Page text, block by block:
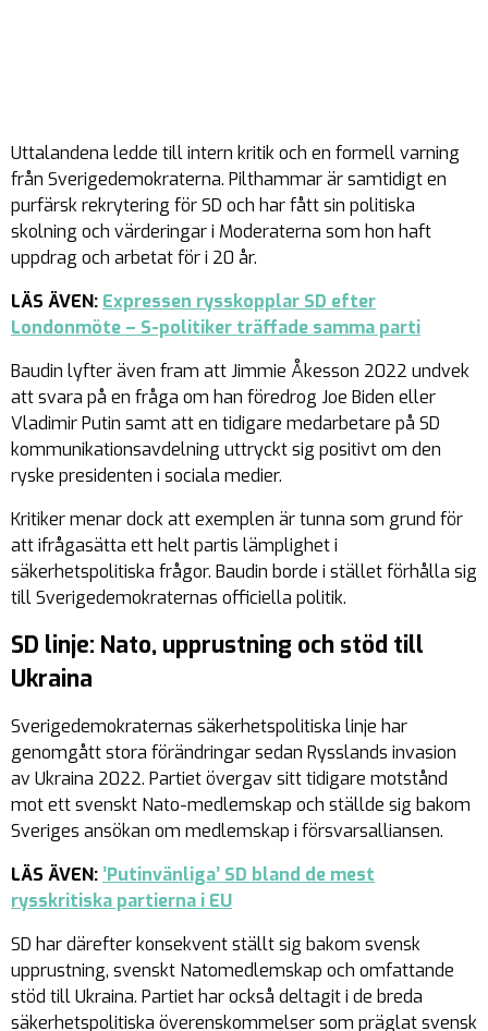
Uttalandena ledde till intern kritik och en formell varning
från Sverigedemokraterna. Pilthammar är samtidigt en
purfärsk rekrytering för SD och har fått sin politiska
skolning och värderingar i Moderaterna som hon haft
uppdrag och arbetat för i 20 år.
LÄS ÄVEN: Expressen rysskopplar SD efter
Londonmöte – S-politiker träffade samma parti
Baudin lyfter även fram att Jimmie Åkesson 2022 undvek
att svara på en fråga om han föredrog Joe Biden eller
Vladimir Putin samt att en tidigare medarbetare på SD
kommunikationsavdelning uttryckt sig positivt om den
ryske presidenten i sociala medier.
Kritiker menar dock att exemplen är tunna som grund för
att ifrågasätta ett helt partis lämplighet i
säkerhetspolitiska frågor. Baudin borde i stället förhålla sig
till Sverigedemokraternas officiella politik.
SD linje: Nato, upprustning och stöd till
Ukraina
Sverigedemokraternas säkerhetspolitiska linje har
genomgått stora förändringar sedan Rysslands invasion
av Ukraina 2022. Partiet övergav sitt tidigare motstånd
mot ett svenskt Nato-medlemskap och ställde sig bakom
Sveriges ansökan om medlemskap i försvarsalliansen.
LÄS ÄVEN: ’Putinvänliga’ SD bland de mest
rysskritiska partierna i EU
SD har därefter konsekvent ställt sig bakom svensk
upprustning, svenskt Natomedlemskap och omfattande
stöd till Ukraina. Partiet har också deltagit i de breda
säkerhetspolitiska överenskommelser som präglat svensk